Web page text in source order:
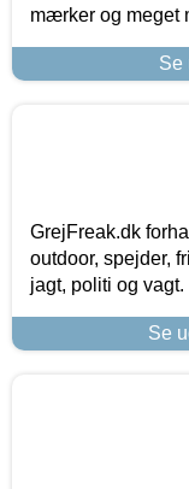
mærker og meget
Se
GrejFreak.dk
outdoor, spejder,
jagt, politi og
Se